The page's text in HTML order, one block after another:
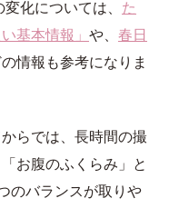
化については、 た
基本情報」 や、 春日
情報も参考になりま
らでは、長時間の撮
お腹のふくらみ」と
のバランスが取りや